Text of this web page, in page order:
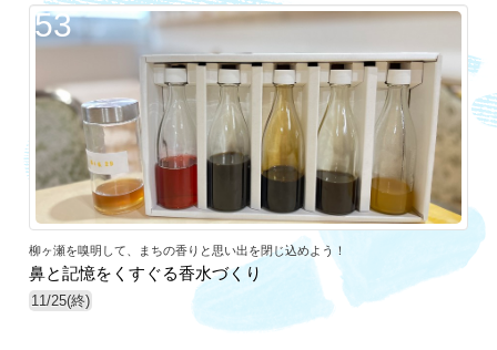
53
柳ヶ瀬を嗅明して、まちの香りと思い出を閉じ込めよう！
鼻と記憶をくすぐる香水づくり
11/25(終)